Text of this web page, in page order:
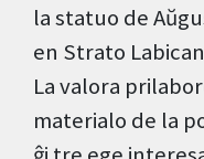
la statuo de
en Strato
La valora
materialo de la